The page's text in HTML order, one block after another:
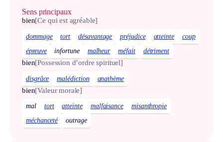
Sens principaux
bien[Ce qui est agréable]
dommage tort désavantage préjudice atteinte
coup
épreuve
infortune malheur méfait détriment
bien[Possession d’ordre spirituel]
disgrâce malédiction anathème
bien[Valeur morale]
mal tort atteinte malfaisance
misanthropie
méchanceté
outrage